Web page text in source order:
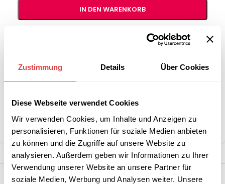
Zustimmung Details Über Cookies
Diese Webseite verwendet Cookies
Wir verwenden Cookies, um Inhalte und Anzeigen zu
personalisieren, Funktionen für soziale Medien anbieten
zu können und die Zugriffe auf unsere Website zu
analysieren. Außerdem geben wir Informationen zu Ihrer
Verwendung unserer Website an unsere Partner für
soziale Medien, Werbung und Analysen weiter. Unsere
IN DEN WARENKORB
Stückzahlen?
B2B-Angebot
Kategorien: Schulmöbel, Wartezimmer Stühle
Teilen: